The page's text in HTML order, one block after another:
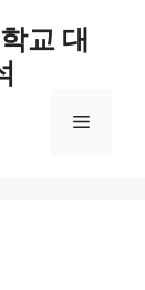
교 대
Menu